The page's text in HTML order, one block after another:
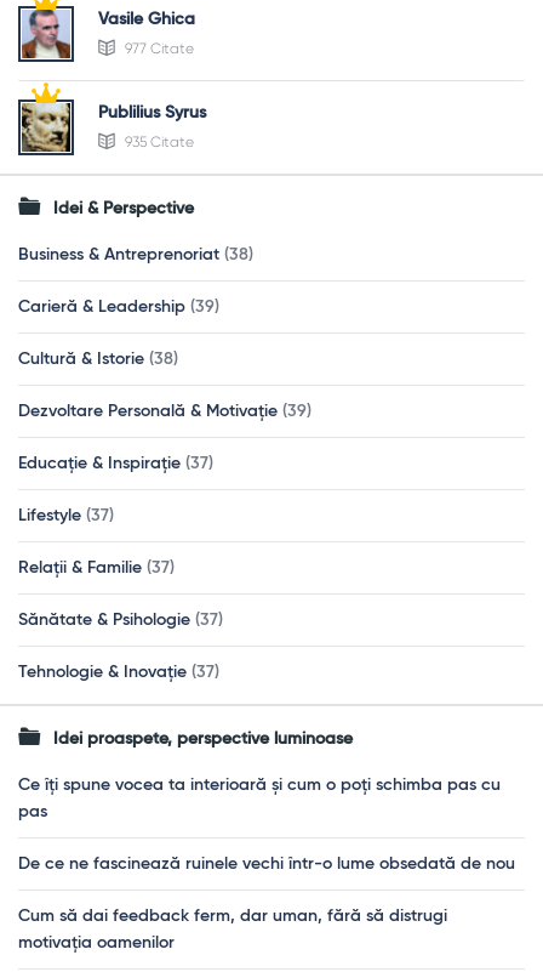
Vasile Ghica
977 Citate
Publilius Syrus
935 Citate
Idei & Perspective
Business & Antreprenoriat (38)
Carieră & Leadership (39)
Cultură & Istorie (38)
Dezvoltare Personală & Motivație (39)
Educație & Inspirație (37)
Lifestyle (37)
Relații & Familie (37)
Sănătate & Psihologie (37)
Tehnologie & Inovație (37)
Idei proaspete, perspective luminoase
Ce îți spune vocea ta interioară și cum o poți schimba pas cu
pas
De ce ne fascinează ruinele vechi într-o lume obsedată de nou
Cum să dai feedback ferm, dar uman, fără să distrugi
motivația oamenilor